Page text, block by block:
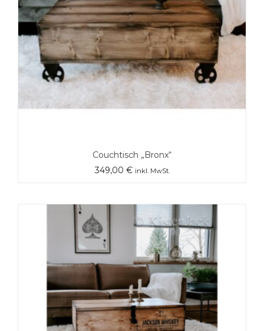
Couchtisch „Bronx“
349,00 € inkl. MwSt.